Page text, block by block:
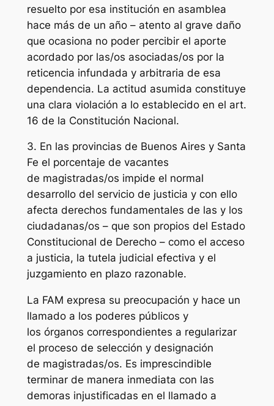
resuelto por esa institución en asamblea
hace más de un año – atento al grave daño
que ocasiona no poder percibir el aporte
acordado por las/os asociadas/os por la
reticencia infundada y arbitraria de esa
dependencia. La actitud asumida constituye
una clara violación a lo establecido en el art.
16 de la Constitución Nacional.
3. En las provincias de Buenos Aires y Santa
Fe el porcentaje de vacantes
de magistradas/os impide el normal
desarrollo del servicio de justicia y con ello
afecta derechos fundamentales de las y los
ciudadanas/os – que son propios del Estado
Constitucional de Derecho – como el acceso
a justicia, la tutela judicial efectiva y el
juzgamiento en plazo razonable.
La FAM expresa su preocupación y hace un
llamado a los poderes públicos y
los órganos correspondientes a regularizar
el proceso de selección y designación
de magistradas/os. Es imprescindible
terminar de manera inmediata con las
demoras injustificadas en el llamado a